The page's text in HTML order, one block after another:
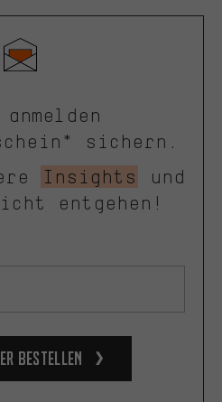
sichern.
Insights
und
entgehen!
bestellen